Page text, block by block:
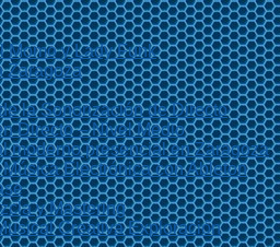
Momo y Lady Funk
Zaragoza
la Sonorización de Directo
Directo – Nivel Medio
moderno presencial en Zaragoza
Electrónica con Ableton
y Mastering
Creativa Exploración